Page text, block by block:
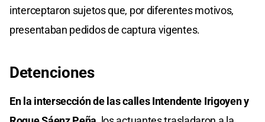
interceptaron sujetos que, por diferentes motivos,
presentaban pedidos de captura vigentes.
Detenciones
En la intersección de las calles Intendente Irigoyen y